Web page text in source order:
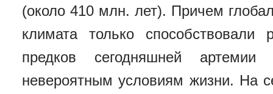
(около 410 млн. лет). Причем
климата только способствовали
предков сегодняшней
невероятным условиям жизни. На